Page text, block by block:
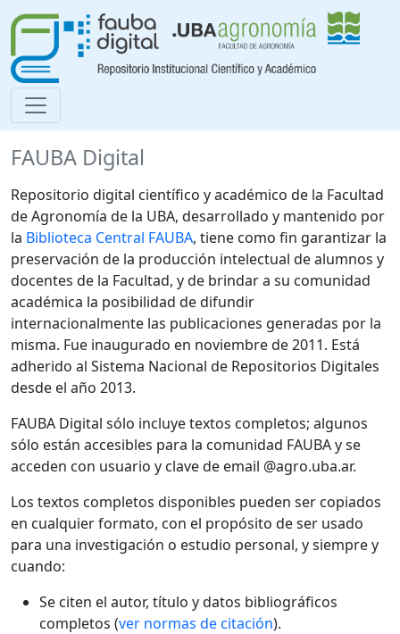
FAUBA Digital
Repositorio digital científico y académico de la Facultad
de Agronomía de la UBA, desarrollado y mantenido por
la Biblioteca Central FAUBA, tiene como fin garantizar la
preservación de la producción intelectual de alumnos y
docentes de la Facultad, y de brindar a su comunidad
académica la posibilidad de difundir
internacionalmente las publicaciones generadas por la
misma. Fue inaugurado en noviembre de 2011. Está
adherido al Sistema Nacional de Repositorios Digitales
desde el año 2013.
FAUBA Digital sólo incluye textos completos; algunos
sólo están accesibles para la comunidad FAUBA y se
acceden con usuario y clave de email @agro.uba.ar.
Los textos completos disponibles pueden ser copiados
en cualquier formato, con el propósito de ser usado
para una investigación o estudio personal, y siempre y
cuando:
Se citen el autor, título y datos bibliográficos
completos (ver normas de citación).